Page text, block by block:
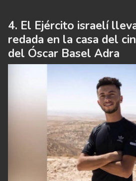
El Ejército israelí
redada en la casa del
del Óscar Basel Adra